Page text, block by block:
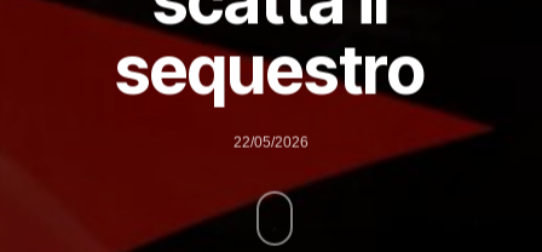
sequestro
22/05/2026